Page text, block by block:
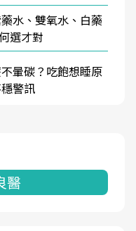
水、雙氧水、白藥
選才對
暈碳？吃飽想睡原
警訊
醫